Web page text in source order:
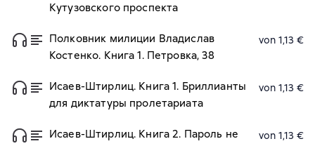
Кутузовского проспекта
Полковник милиции Владислав
Костенко. Книга 1. Петровка, 38
von 1,13 €
Исаев-Штирлиц. Книга 1. Бриллианты
для диктатуры пролетариата
von 1,13 €
Исаев-Штирлиц. Книга 2. Пароль не
von 1,13 €